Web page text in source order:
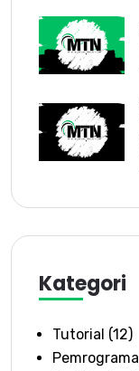
Kategori
Tutorial (12)